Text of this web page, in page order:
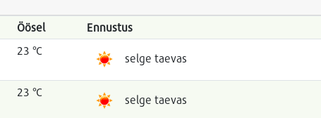
Öösel Ennustus
23 °C
selge taevas
23 °C
selge taevas